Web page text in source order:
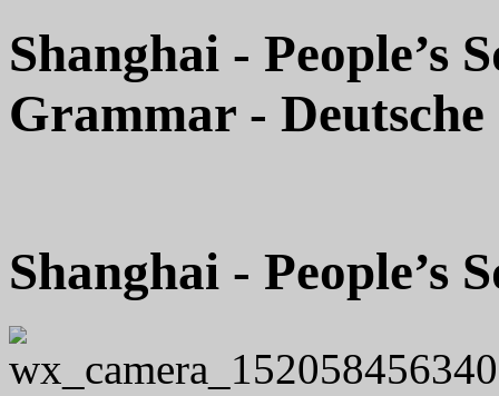
Shanghai - People’s
Grammar -
Shanghai - People’s